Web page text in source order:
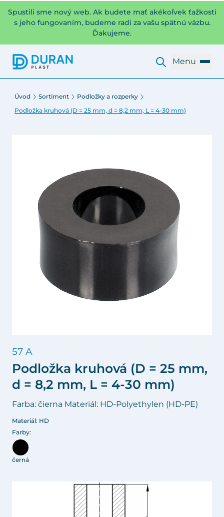
Spustili sme nový web. Ak budete mať akékoľvek ťažkosti
s jeho fungovaním, budeme radi za vašu spätnú väzbu.
Ďakujeme.
Menu
Úvod Sortiment
Podložky a rozperky
Podložka kruhová (D = 25 mm, d = 8,2 mm, L = 4-30 mm)
57 A
Podložka kruhová (D = 25 mm,
d = 8,2 mm, L = 4-30 mm)
Farba: čierna Materiál: HD-Polyethylen (HD-PE)
Materiál: HD
Farby:
černá